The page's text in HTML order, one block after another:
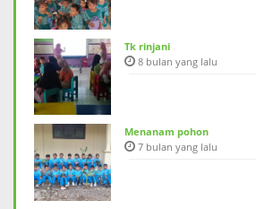
Tk rinjani
8 bulan yang lalu
Menanam pohon
7 bulan yang lalu